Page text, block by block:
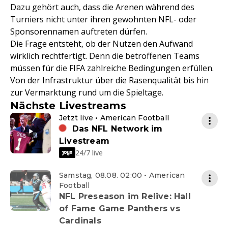
Dazu gehört auch, dass die Arenen während des
Turniers nicht unter ihren gewohnten NFL- oder
Sponsorennamen auftreten dürfen.
Die Frage entsteht, ob der Nutzen den Aufwand
wirklich rechtfertigt. Denn die betroffenen Teams
müssen für die FIFA zahlreiche Bedingungen erfüllen.
Von der Infrastruktur über die Rasenqualität bis hin
zur Vermarktung rund um die Spieltage.
Nächste Livestreams
Jetzt live • American Football
Das NFL Network im
Livestream
24/7 live
Samstag, 08.08. 02:00 • American
Football
NFL Preseason im Relive: Hall
of Fame Game Panthers vs
Cardinals